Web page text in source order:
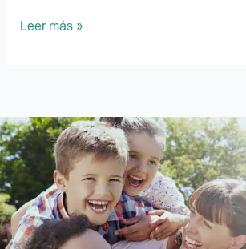
Leer más »